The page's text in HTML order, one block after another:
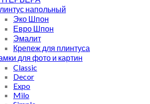
напольный
Эко Шпон
Евро Шпон
Эмалит
Крепеж для плинтуса
для фото и картин
Classic
Decor
Expo
Milo